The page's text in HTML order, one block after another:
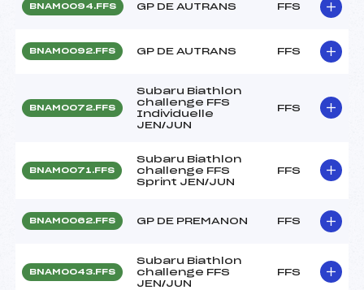
BNAM0094.FFS GP DE AUTRANS FFS
BNAM0092.FFS GP DE AUTRANS FFS
BNAM0072.FFS
Subaru Biathlon
challenge FFS
Individuelle
JEN/JUN
FFS
BNAM0071.FFS
Subaru Biathlon
challenge FFS
Sprint JEN/JUN
FFS
BNAM0062.FFS GP DE PREMANON FFS
BNAM0043.FFS
Subaru Biathlon
challenge FFS
JEN/JUN
FFS